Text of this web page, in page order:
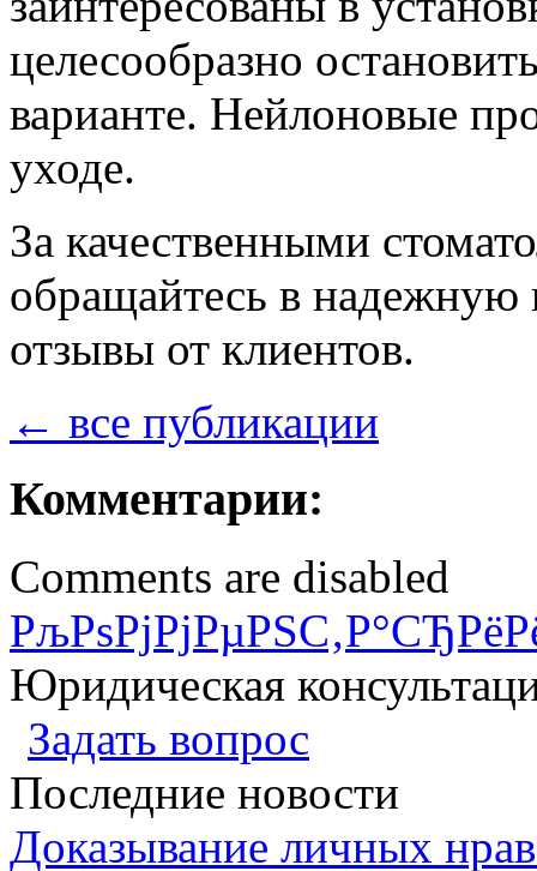
целесообразно
варианте. Нейлоновые
уходе.
За качественными
обращайтесь в надежную
отзывы от клиентов.
← все публикации
Комментарии:
Comments are disabled
Юридическая
Задать вопрос
Последние новости
Доказывание личных